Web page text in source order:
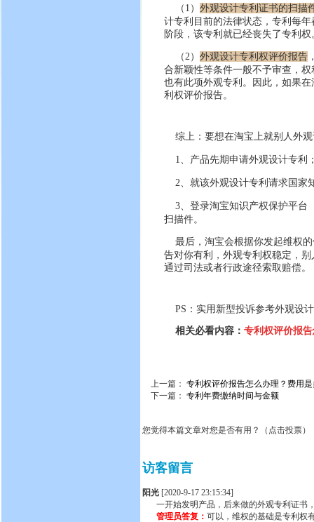
（1） 外观设计专利证书的扫描
计专利目前的法律状态，专利每
阶段，该专利就已经丧失了专利
（2） 外观设计专利权评价报告
合新颖性等条件一般不予审查，
也有此项外观专利。因此，如果
利权评价报告。
综上：要想在淘宝上就别人外
1、产品先期申请外观设计专利
2、就该外观设计专利请求国家
3、登录淘宝知识产权保护平台
扫描件。
最后，淘宝会根据你发起维权
告对你有利， 外观专利权稳定，
通过司法或者行政途径索取赔偿。
PS：实用新型投诉参考外观设
相关必看内容： 专利权评价报
上一篇： 专利权评价报告怎么办理？费用
下一篇： 专利年费缴纳时间与金额
您觉得本篇文章对您是否有用？（点击投票）
访客留言
阳光 [2020-9-17 23:15:34]
一开始发明产品，后来做的外观专利证书
管理员答复： 可以，维权的基础是专利权